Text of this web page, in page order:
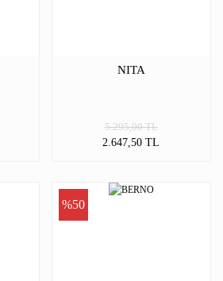
NITA
2.647,50 TL
5.295,00 TL
%50